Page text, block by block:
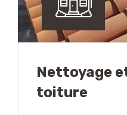
Nettoyage
toiture